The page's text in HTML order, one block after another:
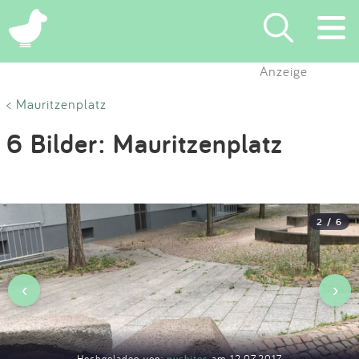
×
Eintragen
Blog
Partner
Kontakt
Anzeige
< Mauritzenplatz
6 Bilder: Mauritzenplatz
2 / 6
‹ ›